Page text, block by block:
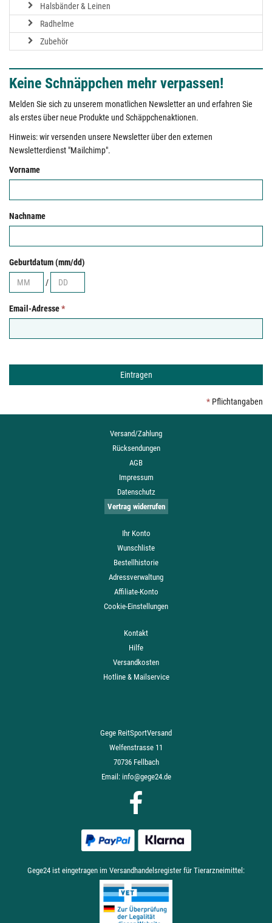
Halsbänder & Leinen
Radhelme
Zubehör
Keine Schnäppchen mehr verpassen!
Melden Sie sich zu unserem monatlichen Newsletter an und erfahren Sie
als erstes über neue Produkte und Schäppchenaktionen.
Hinweis: wir versenden unsere Newsletter über den externen
Newsletterdienst "Mailchimp".
Vorname
Nachname
Geburtdatum (mm/dd)
/
Email-Adresse*
* Pflichtangaben
Versand/Zahlung
Rücksendungen
AGB
Impressum
Datenschutz
Vertrag widerrufen
Ihr Konto
Wunschliste
Bestellhistorie
Adressverwaltung
Affiliate-Konto
Cookie-Einstellungen
Kontakt
Hilfe
Versandkosten
Hotline & Mailservice
Gege ReitSportVersand
Welfenstrasse 11
70736 Fellbach
Email: info@gege24.de
Gege24 ist eingetragen im Versandhandelsregister für Tierarzneimittel: